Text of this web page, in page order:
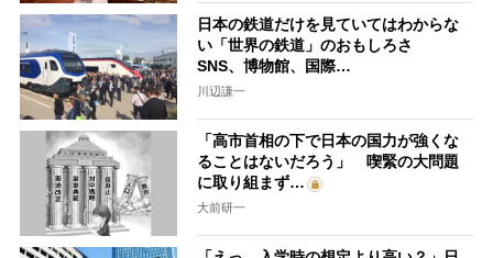
日本の鉄道だけを見ていてはわからな
い「世界の鉄道」のおもしろさ
SNS、博物館、国際…
川辺謙一
「高市首相の下で日本の国力が強くな
ることはないだろう」 喫緊の大問題
に取り組まず…
大前研一